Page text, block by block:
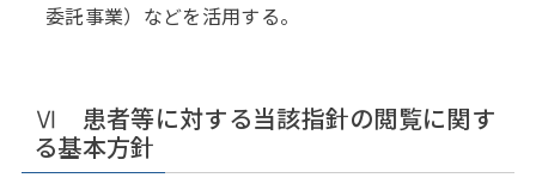
委託事業）などを活用する。
Ⅵ 患者等に対する当該指針の閲覧に関す
る基本方針